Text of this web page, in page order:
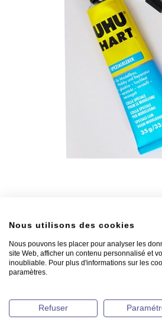
Nous utilisons des cookies
Nous pouvons les placer pour analyser les
site Web, afficher un contenu personnalisé et
inoubliable. Pour plus d'informations sur les
paramètres.
Refuser